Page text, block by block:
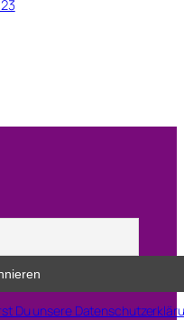
Du unsere